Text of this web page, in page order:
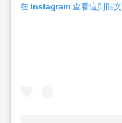
在 Instagram 查看這則貼文